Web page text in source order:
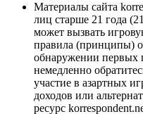
Материалы сайта
лиц старше 21 года
может вызвать
правила (принципы)
обнаружении первых
немедленно
участие в азартных
доходов или
ресурс